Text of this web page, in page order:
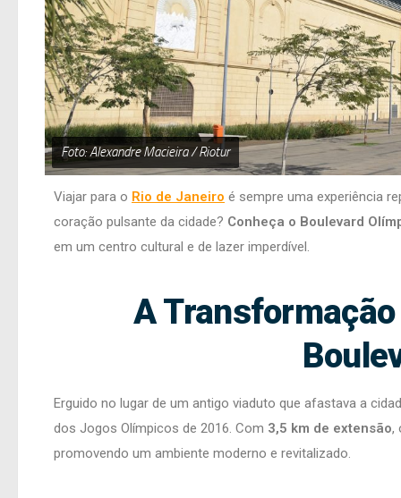
Foto: Alexandre Macieira / Riotur
Viajar para o Rio de Janeiro é sempre uma experiência
coração pulsante da cidade? Conheça o Boulevard
em um centro cultural e de lazer imperdível.
A
Erguido no lugar de um antigo viaduto que afastava a
dos Jogos Olímpicos de 2016. Com 3,5 km de extensão,
promovendo um ambiente moderno e revitalizado.